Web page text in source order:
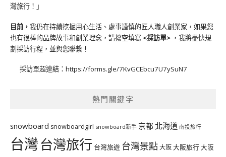
灣旅行！」
目前， 我仍在持續挖掘用心生活、處事謹慎的匠人職人創業家，如果您
也有很棒的品牌故事和創業理念，請撥空填寫 <採訪單> ，我將盡快規
劃採訪行程，並與您聯繫！
採訪單超連結： https://forms.gle/7KvGCEbcu7U7ySuN7
熱門關鍵字
snowboard snowboardgirl snowboard新手 京都 北海道 南投旅行
台灣台灣旅行 台灣旅遊 台灣景點大阪大阪旅行大阪